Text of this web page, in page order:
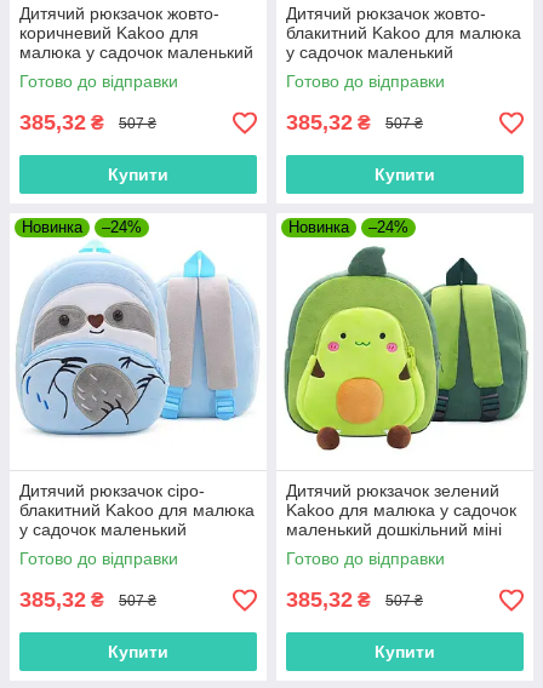
Дитячий рюкзачок жовто-
коричневий Kakoo для
малюка у садочок маленький
дошкільний міні рюкзак плюш
м'який велюр Гепард
Готово до відправки
385,32 ₴ 507 ₴
Купити
Дитячий рюкзачок жовто-
блакитний Kakoo для малюка
у садочок маленький
дошкільний міні рюкзак плюш
м'який велюр Тюлень
Готово до відправки
385,32 ₴ 507 ₴
Купити
Новинка –24%
Дитячий рюкзачок сіро-
блакитний Kakoo для малюка
у садочок маленький
дошкільний міні рюкзак плюш
м'який велюр Лінивець
Готово до відправки
385,32 ₴ 507 ₴
Купити
Новинка –24%
Дитячий рюкзачок зелений
Kakoo для малюка у садочок
маленький дошкільний міні
рюкзак плюш м'який велюр
Авокадо
Готово до відправки
385,32 ₴ 507 ₴
Купити